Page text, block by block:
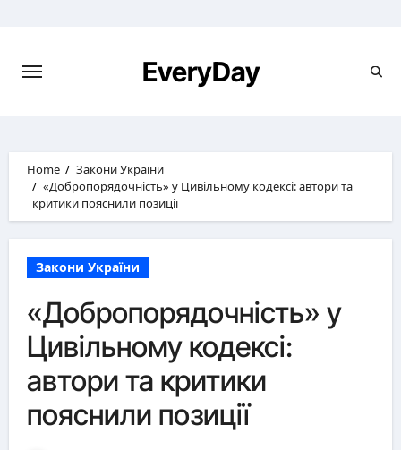
EveryDay
Home
Закони України
«Добропорядочність» у Цивільному кодексі: автори та
критики пояснили позиції
Закони України
«Добропорядочність» у
Цивільному кодексі:
автори та критики
пояснили позиції